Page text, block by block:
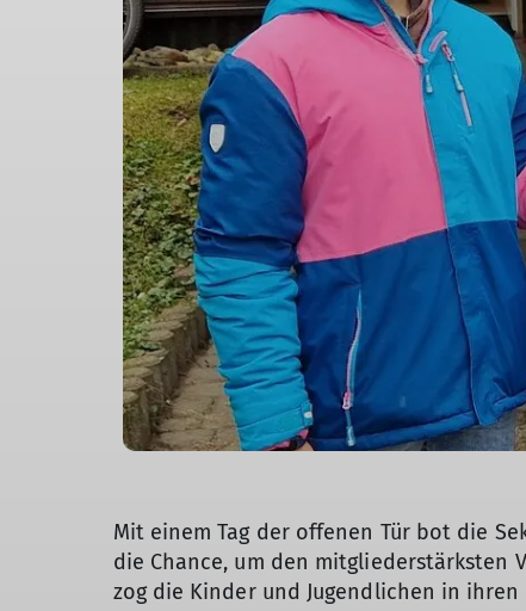
Mit einem Tag der offenen Tür bot die
die Chance, um den
zog die Kinder und Jugendlichen in